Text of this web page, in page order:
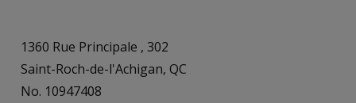
1360 Rue Principale , 302
Saint-Roch-de-l'Achigan, QC
No. 10947408